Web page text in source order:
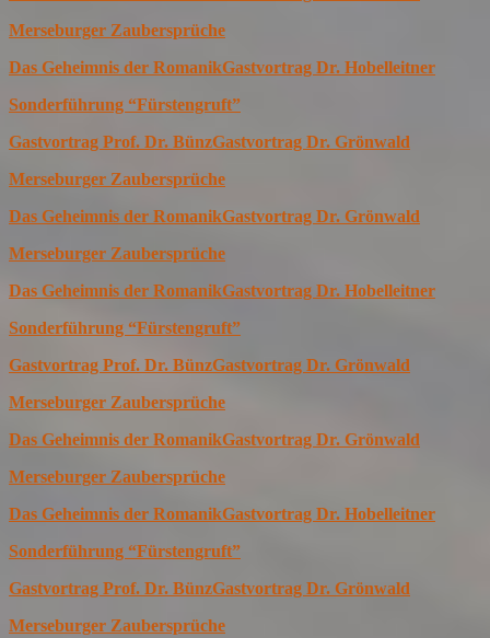
Merseburger Zaubersprüche
Das Geheimnis der RomanikGastvortrag Dr. Hobelleitner
Sonderführung “Fürstengruft”
Gastvortrag Prof. Dr. BünzGastvortrag Dr. Grönwald
Merseburger Zaubersprüche
Das Geheimnis der RomanikGastvortrag Dr. Grönwald
Merseburger Zaubersprüche
Das Geheimnis der RomanikGastvortrag Dr. Hobelleitner
Sonderführung “Fürstengruft”
Gastvortrag Prof. Dr. BünzGastvortrag Dr. Grönwald
Merseburger Zaubersprüche
Das Geheimnis der RomanikGastvortrag Dr. Grönwald
Merseburger Zaubersprüche
Das Geheimnis der RomanikGastvortrag Dr. Hobelleitner
Sonderführung “Fürstengruft”
Gastvortrag Prof. Dr. BünzGastvortrag Dr. Grönwald
Merseburger Zaubersprüche